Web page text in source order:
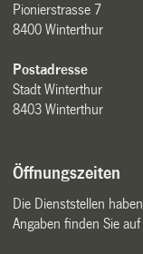
Pionierstrasse 7
8400 Winterthur
Postadresse
Stadt Winterthur
8403 Winterthur
Öffnungszeiten
Die Dienststellen
Angaben finden Sie